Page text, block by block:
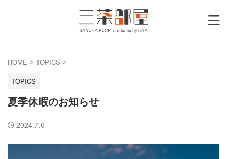
HOME > TOPICS >
TOPICS
夏季休暇のお知らせ
2024.7.6